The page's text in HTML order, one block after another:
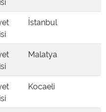
İstanbul
Malatya
Kocaeli